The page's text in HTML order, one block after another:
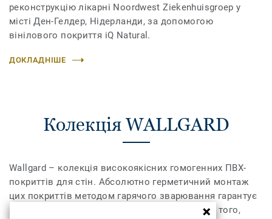
реконструкцію лікарні Noordwest Ziekenhuisgroep у
місті Ден-Гелдер, Нідерланди, за допомогою
вінілового покриття iQ Natural.
ДОКЛАДНІШЕ
Колекція WALLGARD
Wallgard – колекція високоякісних гомогенних ПВХ-
покриттів для стін. Абсолютно герметичний монтаж
цих покриттів методом гарячого зварювання гарантує
максимальну гігієнічність у приміщенні. Крім того,